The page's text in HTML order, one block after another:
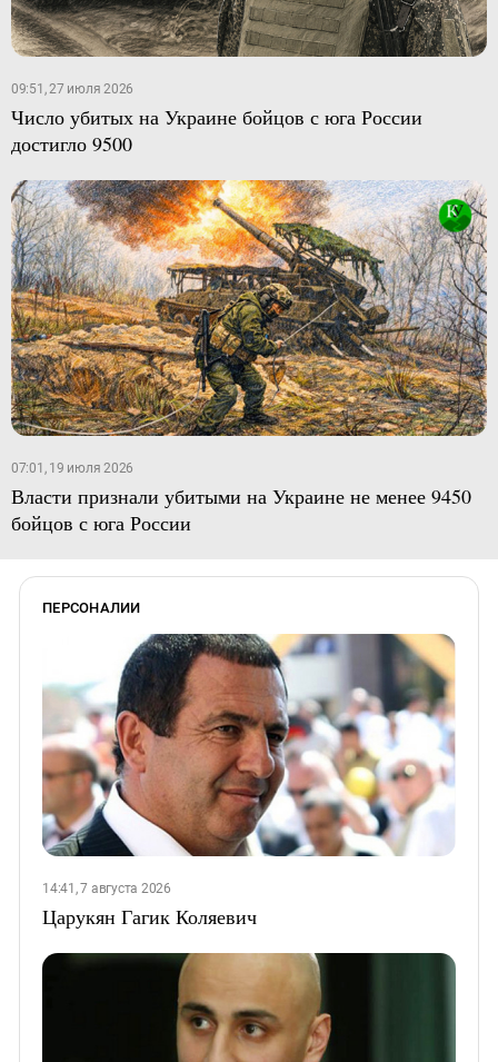
09:51, 27 июля 2026
Число убитых на Украине бойцов с юга России
достигло 9500
07:01, 19 июля 2026
Власти признали убитыми на Украине не менее 9450
бойцов с юга России
ПЕРСОНАЛИИ
14:41, 7 августа 2026
Царукян Гагик Коляевич